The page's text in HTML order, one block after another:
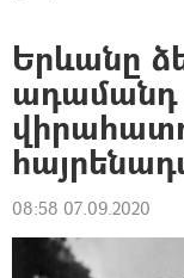
Երևանը
ադամանդ
08:58 07.09.2020